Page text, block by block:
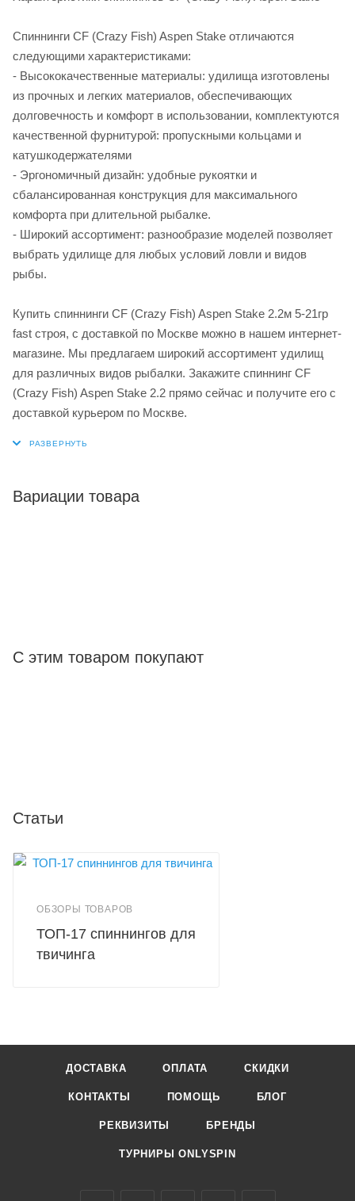
Спиннинги CF (Crazy Fish) Aspen Stake отличаются
следующими характеристиками:
- Высококачественные материалы: удилища изготовлены
из прочных и легких материалов, обеспечивающих
долговечность и комфорт в использовании, комплектуются
качественной фурнитурой: пропускными кольцами и
катушкодержателями
- Эргономичный дизайн: удобные рукоятки и
сбалансированная конструкция для максимального
комфорта при длительной рыбалке.
- Широкий ассортимент: разнообразие моделей позволяет
выбрать удилище для любых условий ловли и видов
рыбы.
Купить спиннинги CF (Crazy Fish) Aspen Stake 2.2м 5-21гр
fast строя, с доставкой по Москве можно в нашем интернет-
магазине. Мы предлагаем широкий ассортимент удилищ
для различных видов рыбалки. Закажите спиннинг CF
(Crazy Fish) Aspen Stake 2.2 прямо сейчас и получите его с
доставкой курьером по Москве.
Вариации товара
С этим товаром покупают
Статьи
ОБЗОРЫ ТОВАРОВ
ТОП-17 спиннингов для
твичинга
ДОСТАВКА ОПЛАТА СКИДКИ
КОНТАКТЫ ПОМОЩЬ БЛОГ
РЕКВИЗИТЫ БРЕНДЫ
ТУРНИРЫ ONLYSPIN